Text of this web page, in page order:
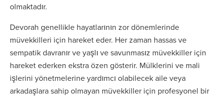
olmaktadır.
Devorah genellikle hayatlarının zor dönemlerinde
müvekkilleri için hareket eder. Her zaman hassas ve
sempatik davranır ve yaşlı ve savunmasız müvekkiller için
hareket ederken ekstra özen gösterir. Mülklerini ve mali
işlerini yönetmelerine yardımcı olabilecek aile veya
arkadaşlara sahip olmayan müvekkiller için profesyonel bir